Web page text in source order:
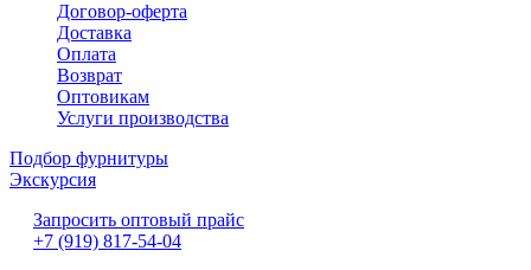
Договор-оферта
Доставка
Оплата
Возврат
Оптовикам
Услуги производства
Подбор фурнитуры
Экскурсия
Запросить оптовый прайс
+7 (919) 817-54-04